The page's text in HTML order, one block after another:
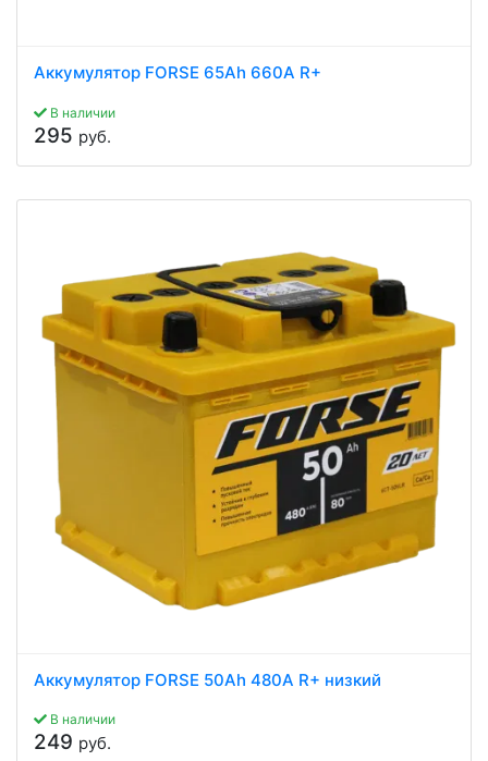
Аккумулятор FORSE 65Ah 660A R+
В наличии
295 руб.
Аккумулятор FORSE 50Ah 480A R+ низкий
В наличии
249 руб.